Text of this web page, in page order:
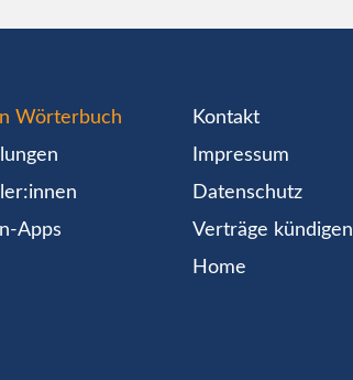
Wörterbuch
Apps
Kontakt
Impressum
Datenschutz
Verträge kündigen
Home